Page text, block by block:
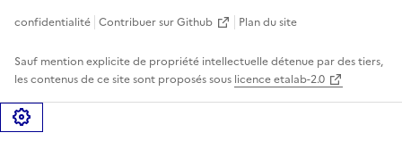
confidentialité Contribuer sur Github Plan du site
Sauf mention explicite de propriété intellectuelle détenue par des tiers,
les contenus de ce site sont proposés sous licence etalab-2.0
Gérer les cookies